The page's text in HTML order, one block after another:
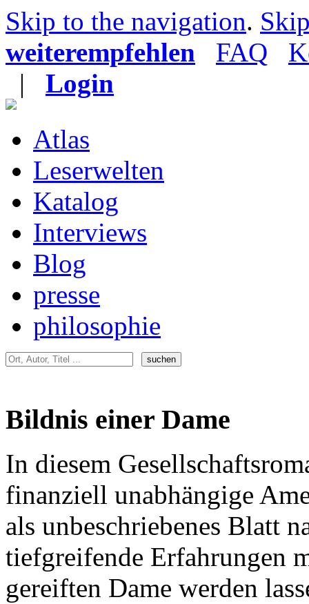
Skip to the navigation.
weiterempfehlen
FAQ
| Login
Atlas
Leserwelten
Katalog
Interviews
Blog
presse
philosophie
Bildnis einer Dame
In diesem
finanziell unabhängige
als unbeschriebenes Blatt
tiefgreifende Erfahrungen
gereiften Dame werden